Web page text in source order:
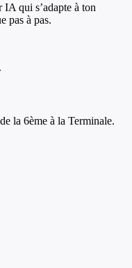
qui s’adapte à ton
pas à pas.
la 6ème à la Terminale.